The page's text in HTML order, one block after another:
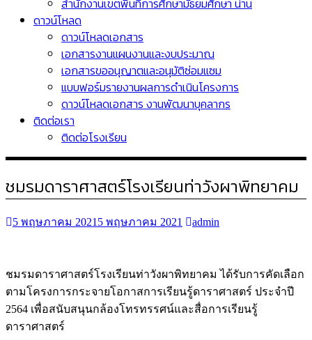
สำนักงานเขตพื้นที่การศึกษามัธยมศึกษา น่าน
ดาวน์โหลด
ดาวน์โหลดเอกสาร
เอกสารงานแผนงานและงบประมาณ
เอกสารขออนุญาตและอนุมัติซ่อมแซม
แบบฟอร์มรายงานผลการดำเนินโครงการ
ดาวน์โหลดเอกสาร งานพัฒนาบุคลากร
ติดต่อเรา
ติดต่อโรงเรียน
ชมรมดาราศาสตร์โรงเรียนท่าวังผาพิทยาคม
5 พฤษภาคม 2021 5 พฤษภาคม 2021 admin
ชมรมดาราศาสตร์โรงเรียนท่าวังผาพิทยาคม ได้รับการคัดเลือก
ตามโครงการกระจายโอกาสการเรียนรู้ดาราศาสตร์ ประจำปี
2564 เพื่อสนับสนุนกล้องโทรทรรศน์และสื่อการเรียนรู้
ดาราศาสตร์